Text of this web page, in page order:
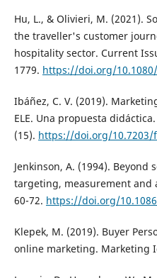
Hu, L., & Olivieri, M. (2021).
the traveller's customer
hospitality sector. Current
1779. https://doi.org/10.1080/
Ibáñez, C. V. (2019).
ELE. Una propuesta
(15). https://doi.org/10.7203/
Jenkinson, A. (1994). Beyond
targeting, measurement and
60-72. https://doi.org/
Klepek, M. (2019). Buyer
online marketing. Marketing